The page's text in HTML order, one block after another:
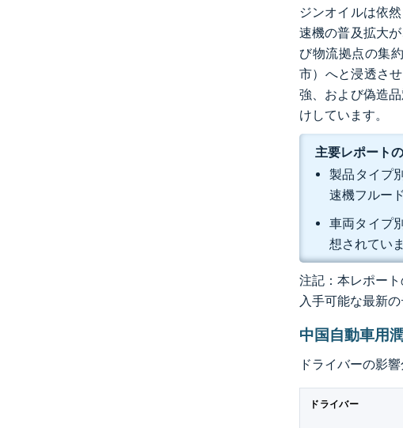
ジンオイルは依
速機の普及拡大
び物流拠点の集
市）へと浸透さ
強、および偽造
けしています。
主要レポート
製品タイプ
速機フルー
車両タイプ
想されていま
注記：本レポー
入手可能な最新
中国自動車用
ドライバーの影
ドライバー